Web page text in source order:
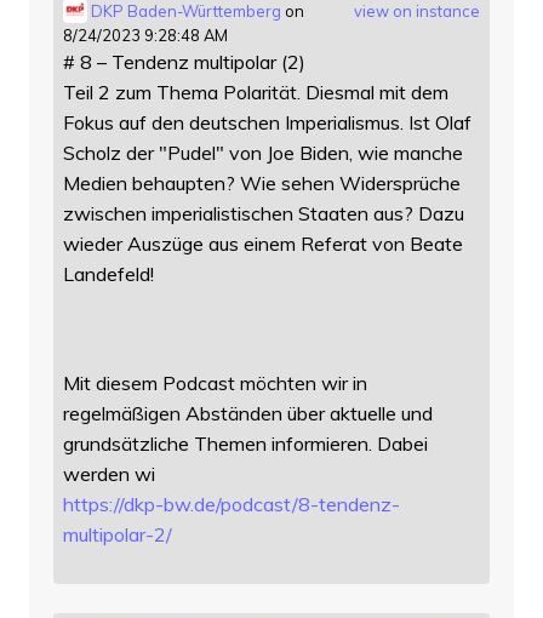
view on instance
DKP Baden-Württemberg on
8/24/2023 9:28:48 AM
# 8 – Tendenz multipolar (2)
Teil 2 zum Thema Polarität. Diesmal mit dem
Fokus auf den deutschen Imperialismus. Ist Olaf
Scholz der "Pudel" von Joe Biden, wie manche
Medien behaupten? Wie sehen Widersprüche
zwischen imperialistischen Staaten aus? Dazu
wieder Auszüge aus einem Referat von Beate
Landefeld!
Mit diesem Podcast möchten wir in
regelmäßigen Abständen über aktuelle und
grundsätzliche Themen informieren. Dabei
werden wi
https://dkp-bw.de/podcast/8-tendenz-
multipolar-2/